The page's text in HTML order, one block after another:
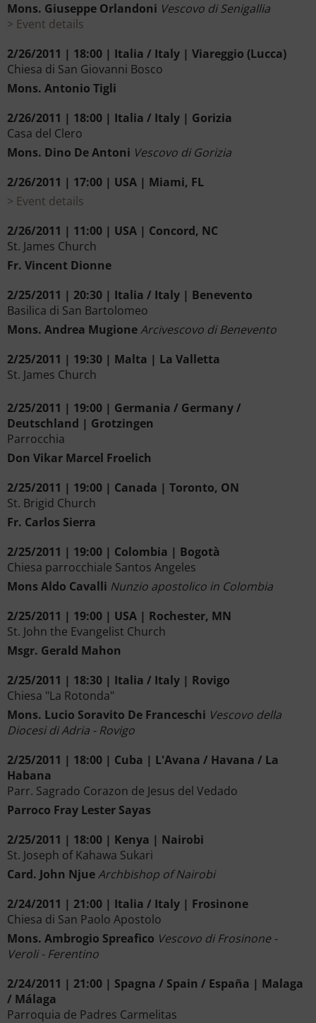
Mons. Giuseppe Orlandoni Vescovo di Senigallia
Event details
2/26/2011 | 18:00 | Italia / Italy | Viareggio (Lucca)
Chiesa di San Giovanni Bosco
Mons. Antonio Tigli
2/26/2011 | 18:00 | Italia / Italy | Gorizia
Casa del Clero
Mons. Dino De Antoni Vescovo di Gorizia
2/26/2011 | 17:00 | USA | Miami, FL
Event details
2/26/2011 | 11:00 | USA | Concord, NC
St. James Church
Fr. Vincent Dionne
2/25/2011 | 20:30 | Italia / Italy | Benevento
Basilica di San Bartolomeo
Mons. Andrea MugioneArcivescovo di Benevento
2/25/2011 | 19:30 | Malta | La Valletta
St. James Church
2/25/2011 | 19:00 | Germania / Germany /
Deutschland | Grotzingen
Parrocchia
Don Vikar Marcel Froelich
2/25/2011 | 19:00 | Canada | Toronto, ON
St. Brigid Church
Fr. Carlos Sierra
2/25/2011 | 19:00 | Colombia | Bogotà
Chiesa parrocchiale Santos Angeles
Mons Aldo Cavalli Nunzio apostolico in Colombia
2/25/2011 | 19:00 | USA | Rochester, MN
St. John the Evangelist Church
Msgr. Gerald Mahon
2/25/2011 | 18:30 | Italia / Italy | Rovigo
Chiesa "La Rotonda"
Mons. Lucio Soravito De Franceschi Vescovo della
Diocesi di Adria - Rovigo
2/25/2011 | 18:00 | Cuba | L'Avana / Havana / La
Habana
Parr. Sagrado Corazon de Jesus del Vedado
Parroco Fray Lester Sayas
2/25/2011 | 18:00 | Kenya | Nairobi
St. Joseph of Kahawa Sukari
Card. John NjueArchbishop of Nairobi
2/24/2011 | 21:00 | Italia / Italy | Frosinone
Chiesa di San Paolo Apostolo
Mons. Ambrogio Spreafico Vescovo di Frosinone -
Veroli - Ferentino
2/24/2011 | 21:00 | Spagna / Spain / España | Malaga
/ Málaga
Parroquia de Padres Carmelitas